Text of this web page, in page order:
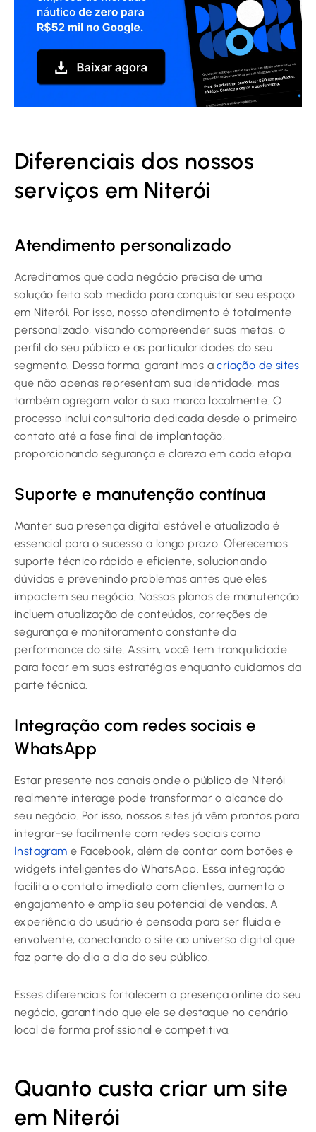
Diferenciais dos nossos
serviços em Niterói
Atendimento personalizado
Acreditamos que cada negócio precisa de uma
solução feita sob medida para conquistar seu espaço
em Niterói. Por isso, nosso atendimento é totalmente
personalizado, visando compreender suas metas, o
perfil do seu público e as particularidades do seu
segmento. Dessa forma, garantimos acriação de sites
que não apenas representam sua identidade, mas
também agregam valor à sua marca localmente. O
processo inclui consultoria dedicada desde o primeiro
contato até a fase final de implantação,
proporcionando segurança e clareza em cada etapa.
Suporte e manutenção contínua
Manter sua presença digital estável e atualizada é
essencial para o sucesso a longo prazo. Oferecemos
suporte técnico rápido e eficiente, solucionando
dúvidas e prevenindo problemas antes que eles
impactem seu negócio. Nossos planos de manutenção
incluem atualização de conteúdos, correções de
segurança e monitoramento constante da
performance do site. Assim, você tem tranquilidade
para focar em suas estratégias enquanto cuidamos da
parte técnica.
Integração com redes sociais e
WhatsApp
Estar presente nos canais onde o público de Niterói
realmente interage pode transformar o alcance do
seu negócio. Por isso, nossos sites já vêm prontos para
integrar-se facilmente com redes sociais como
Instagram e Facebook, além de contar com botões e
widgets inteligentes do WhatsApp. Essa integração
facilita o contato imediato com clientes, aumenta o
engajamento e amplia seu potencial de vendas. A
experiência do usuário é pensada para ser fluida e
envolvente, conectando o site ao universo digital que
faz parte do dia a dia do seu público.
Esses diferenciais fortalecem a presença online do seu
negócio, garantindo que ele se destaque no cenário
local de forma profissional e competitiva.
Quanto custa criar um site
em Niterói